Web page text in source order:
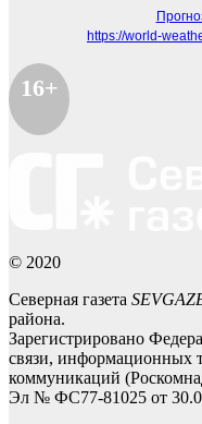
https://world-
16+
© 2020
Северная газета
района.
Зарегистрировано
связи, информационных
коммуникаций
Эл № ФС77-81025 от